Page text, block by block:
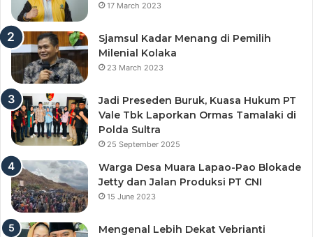
17 March 2023
Sjamsul Kadar Menang di Pemilih
Milenial Kolaka
23 March 2023
Jadi Preseden Buruk, Kuasa Hukum PT
Vale Tbk Laporkan Ormas Tamalaki di
Polda Sultra
25 September 2025
Warga Desa Muara Lapao-Pao Blokade
Jetty dan Jalan Produksi PT CNI
15 June 2023
Mengenal Lebih Dekat Vebrianti